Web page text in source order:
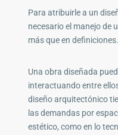
Para atribuirle a un
necesario el manejo de
más que en definiciones.
Una obra diseñada
interactuando entre
diseño arquitectónico
las demandas por
estético, como en lo